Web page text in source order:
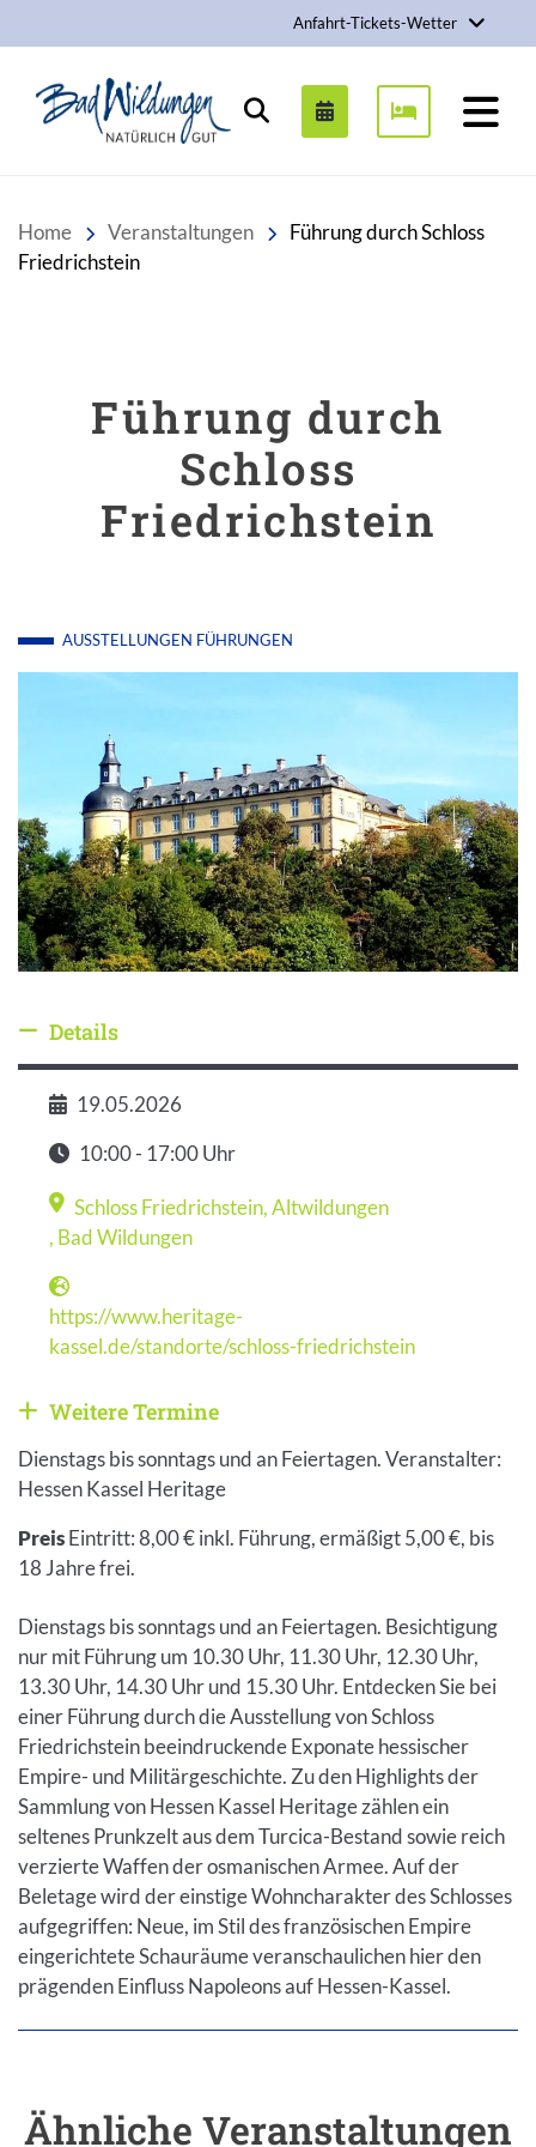
Anfahrt-Tickets-Wetter
Stadt Bad Wildungen
Suchen
Home Veranstaltungen
Führung durch Schloss
Friedrichstein
Führung durch
Schloss
Friedrichstein
AUSSTELLUNGEN FÜHRUNGEN
Details ausblenden
Details
Datum
19.05.2026
Zeit
10:00 - 17:00 Uhr
Veranstaltungsort
Schloss Friedrichstein, Altwildungen
, Bad Wildungen
Webseite
https://www.heritage-
kassel.de/standorte/schloss-friedrichstein
Weitere Veranstaltungen anzeigen
Weitere Termine
Dienstags bis sonntags und an Feiertagen. Veranstalter:
Hessen Kassel Heritage
PreisEintritt: 8,00 € inkl. Führung, ermäßigt 5,00 €, bis
18 Jahre frei.
Dienstags bis sonntags und an Feiertagen. Besichtigung
nur mit Führung um 10.30 Uhr, 11.30 Uhr, 12.30 Uhr,
13.30 Uhr, 14.30 Uhr und 15.30 Uhr. Entdecken Sie bei
einer Führung durch die Ausstellung von Schloss
Friedrichstein beeindruckende Exponate hessischer
Empire- und Militärgeschichte. Zu den Highlights der
Sammlung von Hessen Kassel Heritage zählen ein
seltenes Prunkzelt aus dem Turcica-Bestand sowie reich
verzierte Waffen der osmanischen Armee. Auf der
Beletage wird der einstige Wohncharakter des Schlosses
aufgegriffen: Neue, im Stil des französischen Empire
eingerichtete Schauräume veranschaulichen hier den
prägenden Einfluss Napoleons auf Hessen-Kassel.
Ähnliche Veranstaltungen